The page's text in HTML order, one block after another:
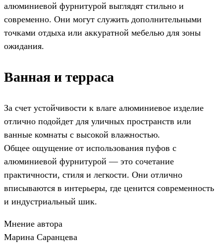
алюминиевой фурнитурой выглядят стильно и
современно. Они могут служить дополнительными
точками отдыха или аккуратной мебелью для зоны
ожидания.
Ванная и терраса
За счет устойчивости к влаге алюминиевое изделие
отлично подойдет для уличных пространств или
ванные комнаты с высокой влажностью.
Общее ощущение от использования пуфов с
алюминиевой фурнитурой — это сочетание
практичности, стиля и легкости. Они отлично
вписываются в интерьеры, где ценится современность
и индустриальный шик.
Мнение автора
Марина Саранцева